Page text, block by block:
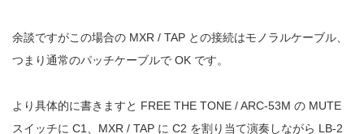
余談ですがこの場合の MXR / TAP との接続はモノラルケーブル、
つまり通常のパッチケーブルで OK です。
より具体的に書きますと FREE THE TONE / ARC-53M の MUTE
スイッチに C1、MXR / TAP に C2 を割り当て演奏しながら LB-2